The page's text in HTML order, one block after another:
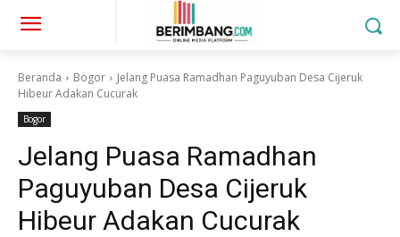
Beranda Bogor
Jelang Puasa Ramadhan Paguyuban Desa Cijeruk
Hibeur Adakan Cucurak
Bogor
Jelang Puasa Ramadhan
Paguyuban Desa Cijeruk
Hibeur Adakan Cucurak